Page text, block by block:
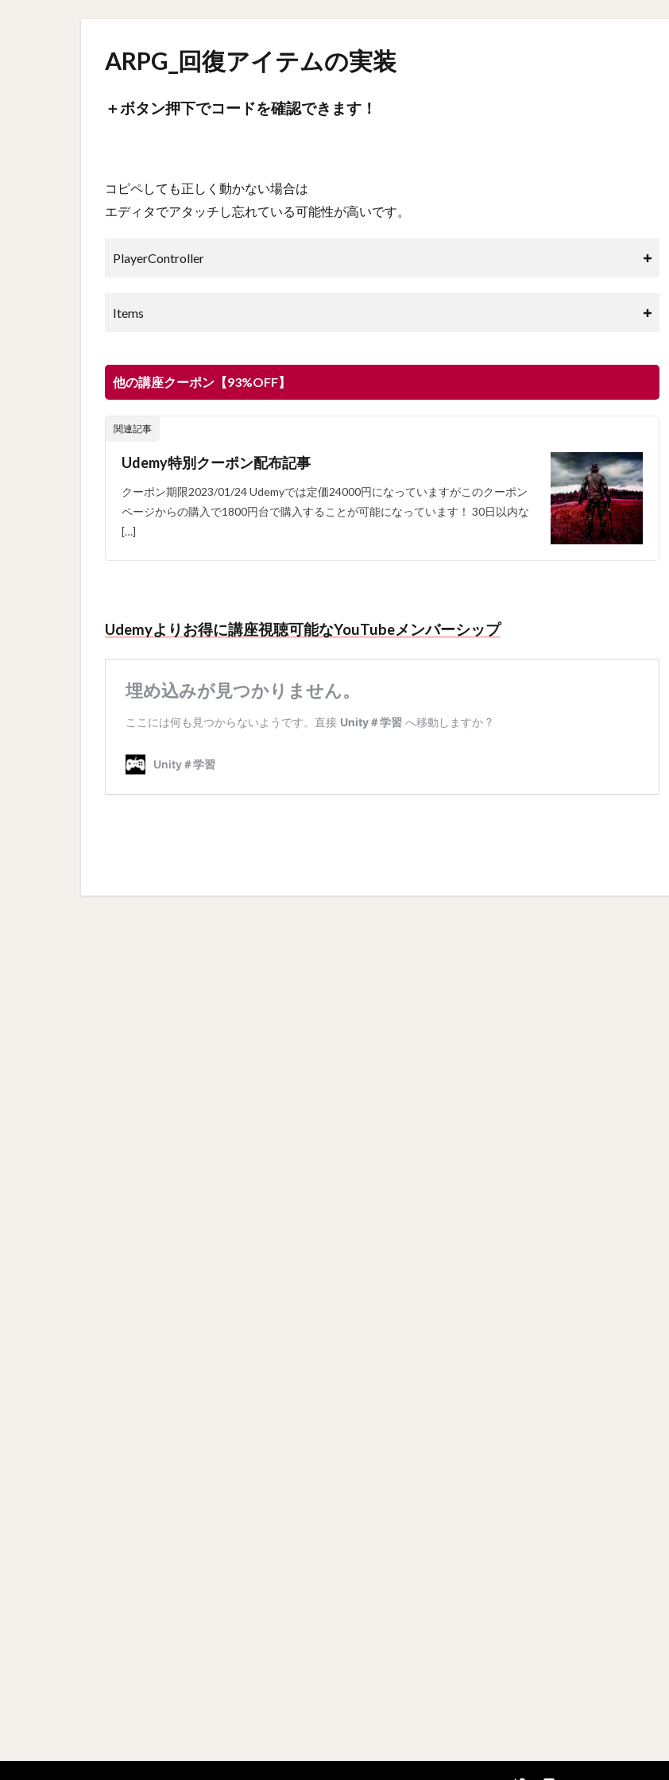
ARPG_回復アイテムの実装
＋ボタン押下でコードを確認できます！
コピペしても正しく動かない場合は
エディタでアタッチし忘れている可能性が高いです。
PlayerController
Items
他の講座クーポン【93%OFF】
関連記事
Udemy特別クーポン配布記事
クーポン期限2023/01/24 Udemyでは定価24000円になっていますがこのクーポン
ページからの購入で1800円台で購入することが可能になっています！ 30日以内な
[…]
Udemyよりお得に講座視聴可能なYouTubeメンバーシップ